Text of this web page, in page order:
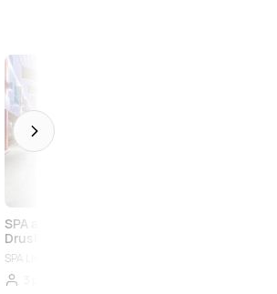
SPA atpūta ģimenei – 2 naktis
Druskininkos darbadienās
SPA Lietuvā, Druskininki, Lietuva